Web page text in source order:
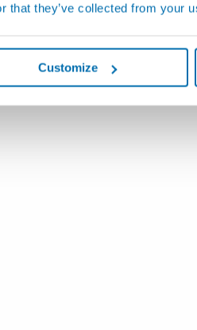
that they’ve collected from your
Customize
-
VISIQUICK-
Inspektion von